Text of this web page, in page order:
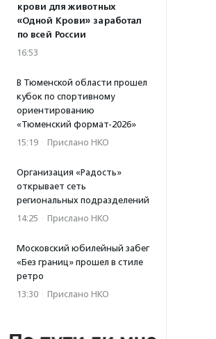
крови для животных
«Одной Крови» заработал
по всей России
16:53
В Тюменской области прошел
кубок по спортивному
ориентированию
«Тюменский формат-2026»
15:19 · Прислано НКО
Организация «Радость»
открывает сеть
региональных подразделений
14:25 · Прислано НКО
Московский юбилейный забег
«Без границ» прошел в стиле
ретро
13:30 · Прислано НКО